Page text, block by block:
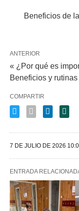
Beneficios de
ANTERIOR
« ¿Por qué es
Beneficios y
COMPARTIR
7 DE JULIO DE 2026
ENTRADA